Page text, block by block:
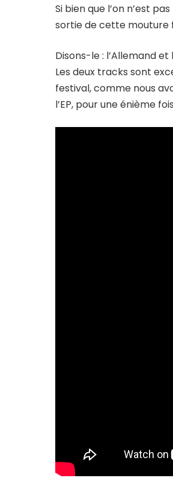
Si bien que l’on n’est
sortie de cette mouture
Disons-le : l’Allemand et
Les deux tracks sont
festival, comme nous
l’EP, pour une énième